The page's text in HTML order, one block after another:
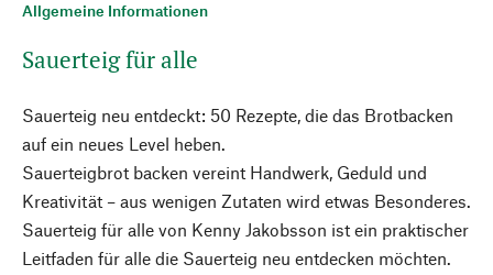
Allgemeine Informationen
Sauerteig für alle
Sauerteig neu entdeckt: 50 Rezepte, die das Brotbacken
auf ein neues Level heben.
Sauerteigbrot backen vereint Handwerk, Geduld und
Kreativität – aus wenigen Zutaten wird etwas Besonderes.
Sauerteig für alle von Kenny Jakobsson ist ein praktischer
Leitfaden für alle die Sauerteig neu entdecken möchten.